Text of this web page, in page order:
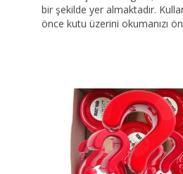
bir şekilde yer almaktadır.
önce kutu üzerini okumanızı